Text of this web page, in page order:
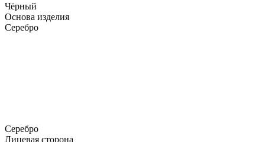
Чёрный
Основа изделия
Серебро
Серебро
Лицевая сторона